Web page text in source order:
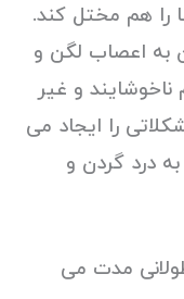
را هم مختل کند.
به اعصاب لگن و
و غیر
را ایجاد می
درد گردن و
مدت می